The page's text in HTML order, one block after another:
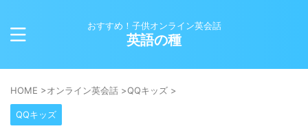
おすすめ！子供オンライン英会話
英語の種
HOME >オンライン英会話 >QQキッズ >
QQキッズ